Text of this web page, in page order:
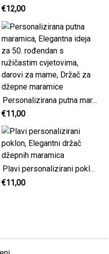
€12,00
Personalizirana putna maramica, Elegantna ideja za 50. rođendan s ružičastim cvjetovima, darovi za mame, Držač za džepne maramice
€11,00
Plavi personalizirani poklon, Elegantni držač džepnih maramica
€11,00